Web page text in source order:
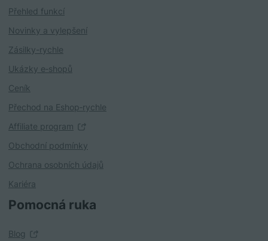
Přehled funkcí
Novinky a vylepšení
Zásilky-rychle
Ukázky e‑shopů
Ceník
Přechod na Eshop‑rychle
Affiliate program
Obchodní podmínky
Ochrana osobních údajů
Kariéra
Pomocná ruka
Blog